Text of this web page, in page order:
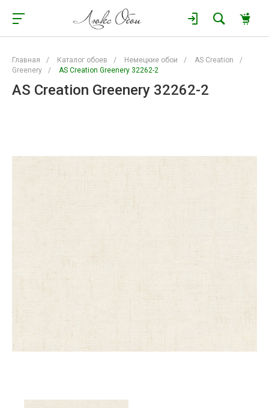
Главная / Каталог обоев / Немецкие обои / AS Creation
/
Greenery
/ AS Creation Greenery 32262-2
AS Creation Greenery 32262-2